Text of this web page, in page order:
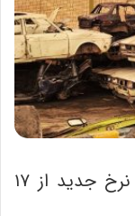
آغاز عرضه گواهی اسقاط خودرو با نرخ جدید از ۱۷